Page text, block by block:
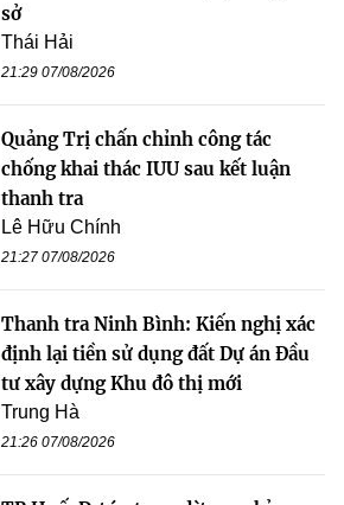
sở
Thái Hải
21:29 07/08/2026
Quảng Trị chấn chỉnh công tác
chống khai thác IUU sau kết luận
thanh tra
Lê Hữu Chính
21:27 07/08/2026
Thanh tra Ninh Bình: Kiến nghị xác
định lại tiền sử dụng đất Dự án Đầu
tư xây dựng Khu đô thị mới
Trung Hà
21:26 07/08/2026